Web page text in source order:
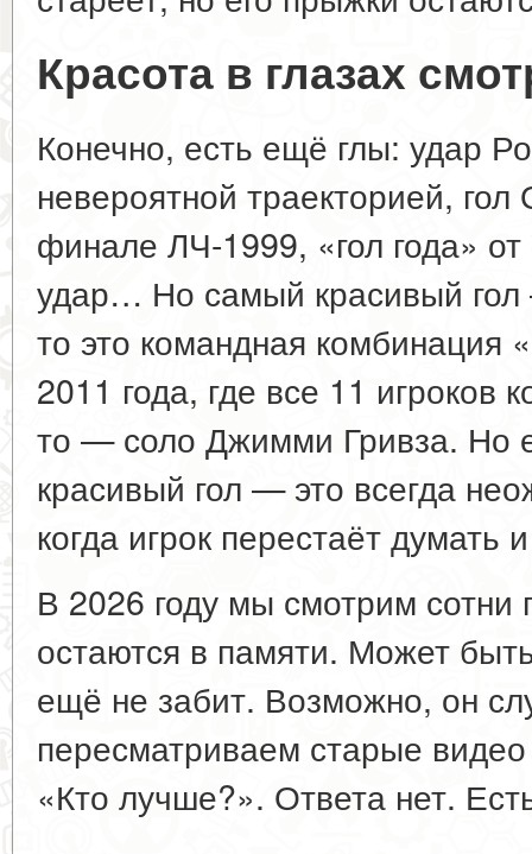
Красота в глазах
Конечно, есть ещё глы: удар
невероятной траекторией,
финале ЛЧ-1999, «гол года»
удар… Но самый красивый гол
то это командная комбинация
2011 года, где все 11 игроков
то — соло Джимми Гривза. Но
красивый гол — это всегда
когда игрок перестаёт думать
В 2026 году мы смотрим
остаются в памяти. Может
ещё не забит. Возможно, он
пересматриваем старые
«Кто лучше?». Ответа нет.